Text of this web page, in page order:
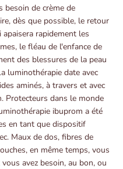
besoin de crème de
dès que possible, le retour
rapidement les
le fléau de l'enfance de
des blessures de la peau
luminothérapie date avec
aminés, à travers et avec
Protecteurs dans le monde
ibuprom a été
en tant que dispositif
Maux de dos, fibres de
en même temps, vous
avez besoin, au bon, ou